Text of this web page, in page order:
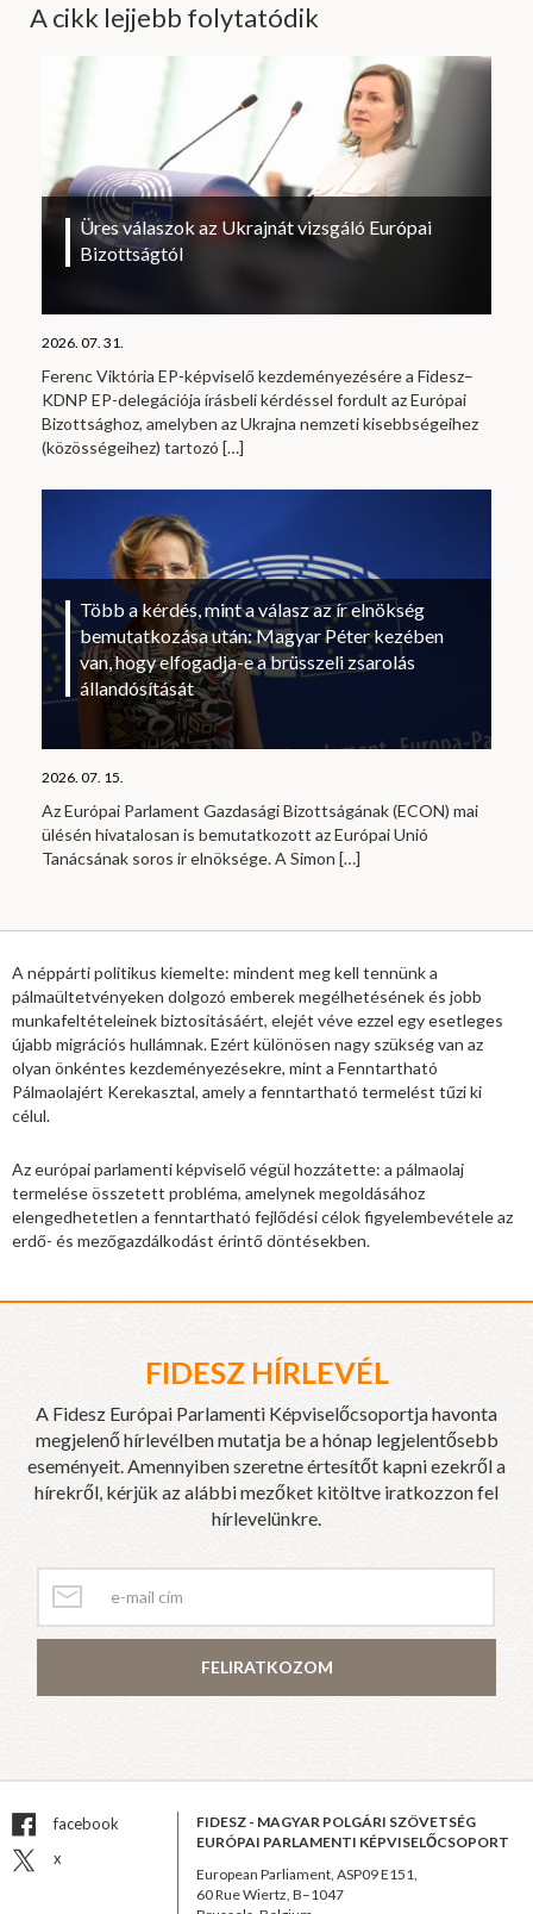
A cikk lejjebb folytatódik
Üres válaszok az Ukrajnát vizsgáló Európai
Bizottságtól
2026. 07. 31.
Ferenc Viktória EP-képviselő kezdeményezésére a Fidesz–
KDNP EP-delegációja írásbeli kérdéssel fordult az Európai
Bizottsághoz, amelyben az Ukrajna nemzeti kisebbségeihez
(közösségeihez) tartozó […]
Több a kérdés, mint a válasz az ír elnökség
bemutatkozása után: Magyar Péter kezében
van, hogy elfogadja-e a brüsszeli zsarolás
állandósítását
2026. 07. 15.
Az Európai Parlament Gazdasági Bizottságának (ECON) mai
ülésén hivatalosan is bemutatkozott az Európai Unió
Tanácsának soros ír elnöksége. A Simon […]
A néppárti politikus kiemelte: mindent meg kell tennünk a
pálmaültetvényeken dolgozó emberek megélhetésének és jobb
munkafeltételeinek biztosításáért, elejét véve ezzel egy esetleges
újabb migrációs hullámnak. Ezért különösen nagy szükség van az
olyan önkéntes kezdeményezésekre, mint a Fenntartható
Pálmaolajért Kerekasztal, amely a fenntartható termelést tűzi ki
célul.
Az európai parlamenti képviselő végül hozzátette: a pálmaolaj
termelése összetett probléma, amelynek megoldásához
elengedhetetlen a fenntartható fejlődési célok figyelembevétele az
erdő- és mezőgazdálkodást érintő döntésekben.
FIDESZ HÍRLEVÉL
A Fidesz Európai Parlamenti Képviselőcsoportja havonta
megjelenő hírlevélben mutatja be a hónap legjelentősebb
eseményeit. Amennyiben szeretne értesítőt kapni ezekről a
hírekről, kérjük az alábbi mezőket kitöltve iratkozzon fel
hírlevelünkre.
FELIRATKOZOM
facebook
x
FIDESZ - MAGYAR POLGÁRI SZÖVETSÉG
EURÓPAI PARLAMENTI KÉPVISELŐCSOPORT
European Parliament, ASP09 E151,
60 Rue Wiertz, B–1047